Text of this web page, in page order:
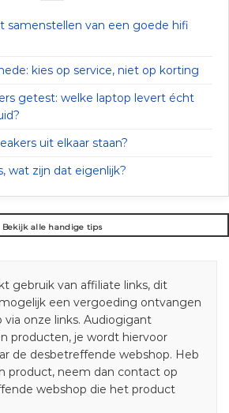
samenstellen van een goede hifi
kies op service, niet op korting
getest: welke laptop levert écht
uit elkaar staan?
wat zijn dat eigenlijk?
Bekijk alle handige tips
gebruik van affiliate links, dit
een vergoeding ontvangen
via onze links. Audiogigant
producten, je wordt hiervoor
de desbetreffende webshop. Heb
product, neem dan contact op
webshop die het product